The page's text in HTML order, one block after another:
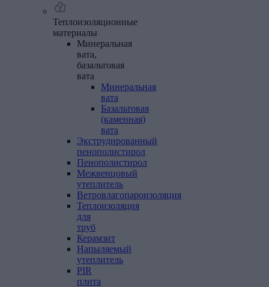
Теплоизоляционные
материалы
Минеральная
вата,
базальтовая
вата
Минеральная
вата
Базальтовая
(каменная)
вата
Экструдированный
пенополистирол
Пенополистирол
Межвенцовый
утеплитель
Ветровлагопароизоляция
Теплоизоляция
для
труб
Керамзит
Напыляемый
утеплитель
PIR
плита